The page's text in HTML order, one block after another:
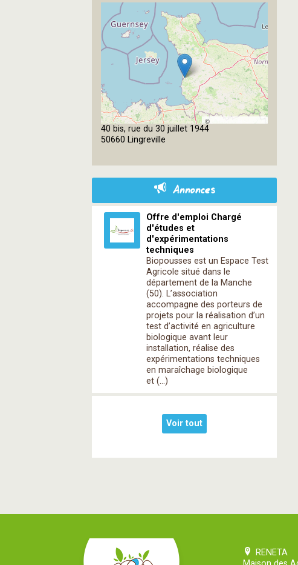
©
OpenStreetMap
40 bis, rue du 30 juillet 1944
50660 Lingreville
Annonces
Offre d'emploi Chargé
d'études et
d'expérimentations
techniques
Biopousses est un Espace Test
Agricole situé dans le
département de la Manche
(50). L’association
accompagne des porteurs de
projets pour la réalisation d’un
test d’activité en agriculture
biologique avant leur
installation, réalise des
expérimentations techniques
en maraîchage biologique
et (…)
Voir tout
RENETA